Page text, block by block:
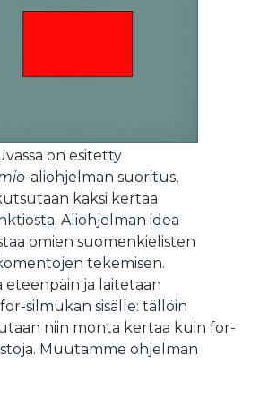
on esitetty
-aliohjelman suoritus,
kaksi kertaa
Aliohjelman idea
omien suomenkielisten
tekemisen.
eteenpäin ja laitetaan
silmukan sisälle: tällöin
niin monta kertaa kuin for-
Muutamme ohjelman